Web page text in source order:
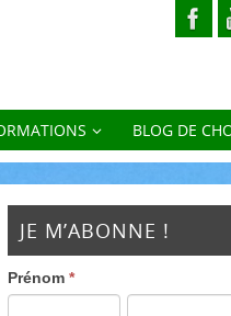
BLOG DE
JE M’ABONNE !
Prénom*